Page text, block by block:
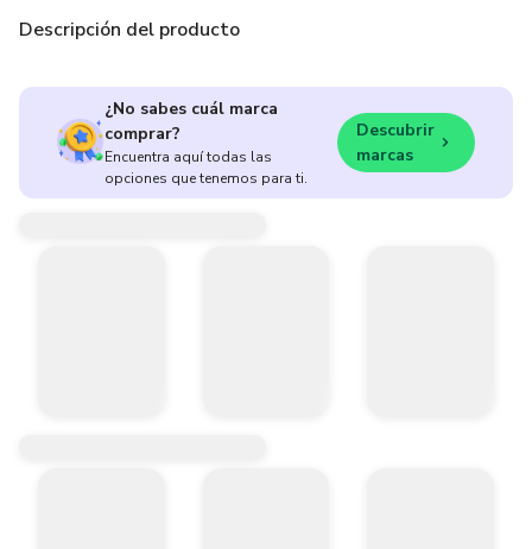
Descripción del producto
¿No sabes cuál marca
comprar?
Encuentra aquí todas las
opciones que tenemos para ti.
Descubrir
marcas